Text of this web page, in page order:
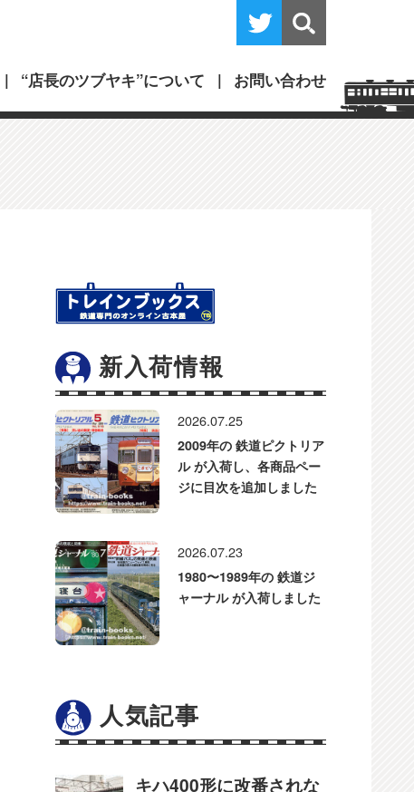
“店長のツブヤキ”について お問い合わせ
新入荷情報
2026.07.25
2009年の 鉄道ピクトリア
ル が入荷し、各商品ペー
ジに目次を追加しました
2026.07.23
1980〜1989年の 鉄道ジ
ャーナル が入荷しました
人気記事